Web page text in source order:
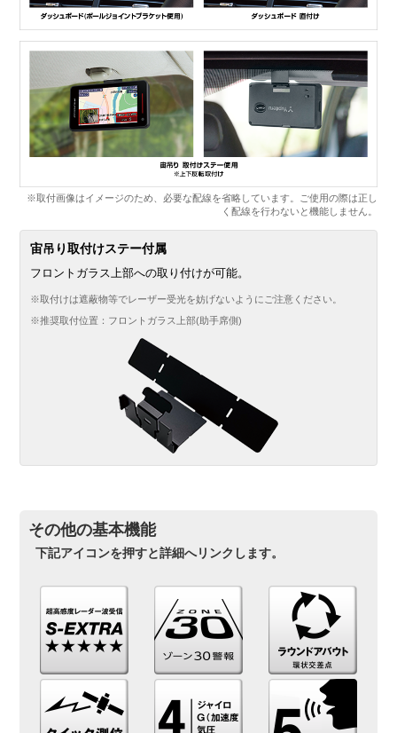
※取付画像はイメージのため、必要な配線を省略しています。ご使用の際は正し
く配線を行わないと機能しません。
宙吊り取付けステー付属
フロントガラス上部への取り付けが可能。
※取付けは遮蔽物等でレーザー受光を妨げないようにご注意ください。
※推奨取付位置：フロントガラス上部(助手席側)
その他の基本機能
下記アイコンを押すと詳細へリンクします。